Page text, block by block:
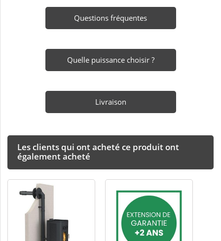
Questions fréquentes
Quelle puissance choisir ?
Livraison
Les clients qui ont acheté ce produit ont
également acheté